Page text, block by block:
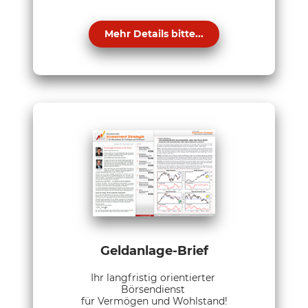
Mehr Details bitte...
Geldanlage-Brief
Ihr langfristig orientierter
Börsendienst
für Vermögen und Wohlstand!